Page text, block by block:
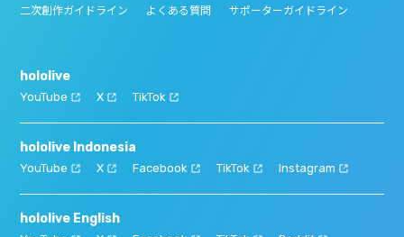
二次創作ガイドライン よくある質問 サポーターガイドライン
hololive
YouTube X TikTok
hololive Indonesia
YouTube X Facebook TikTok Instagram
hololive English